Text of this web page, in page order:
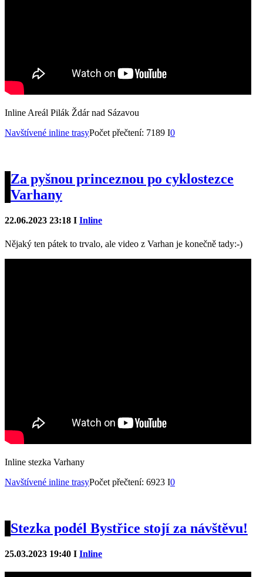
Inline Areál Pilák Ždár nad Sázavou
Navštívené inline trasyPočet přečtení: 7189 I0
Za pyšnou princeznou po cyklostezce
Varhany
22.06.2023 23:18 I Inline
Nějaký ten pátek to trvalo, ale video z Varhan je konečně tady:-)
Inline stezka Varhany
Navštívené inline trasyPočet přečtení: 6923 I0
Stezka podél Bystřice stojí za návštěvu!
25.03.2023 19:40 I Inline